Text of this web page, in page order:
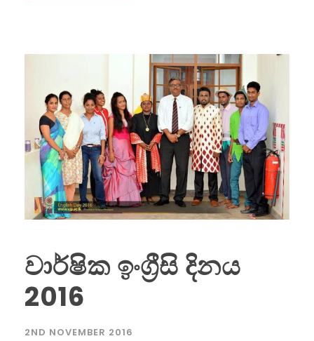
වාර්ෂික ඉංග්‍රීසි දිනය
2016
2ND NOVEMBER 2016